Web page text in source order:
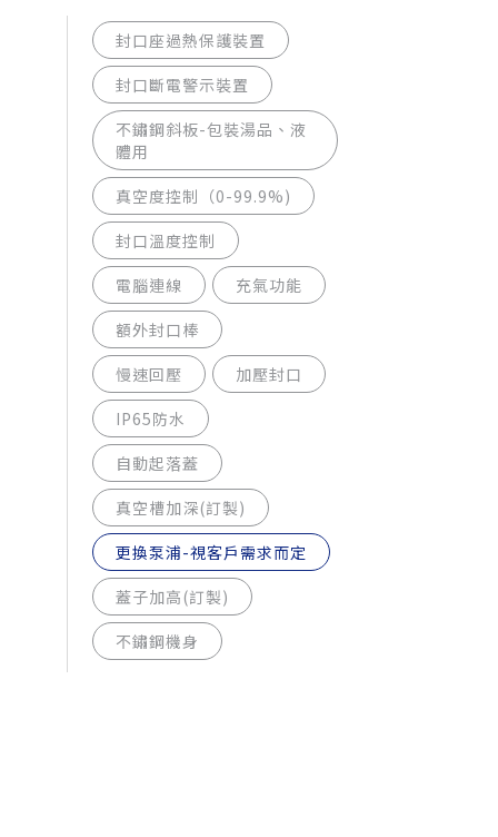
封口座過熱保護裝置
封口斷電警示裝置
不鏽鋼斜板-包裝湯品、液
體用
真空度控制（0-99.9%)
封口溫度控制
電腦連線
充氣功能
額外封口棒
慢速回壓
加壓封口
IP65防水
自動起落蓋
真空槽加深(訂製)
更換泵浦-視客戶需求而定
蓋子加高(訂製)
不鏽鋼機身